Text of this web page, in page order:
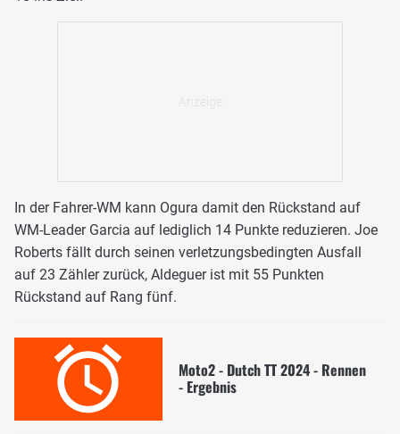
In der Fahrer-WM kann Ogura damit den Rückstand auf
WM-Leader Garcia auf lediglich 14 Punkte reduzieren. Joe
Roberts fällt durch seinen verletzungsbedingten Ausfall
auf 23 Zähler zurück, Aldeguer ist mit 55 Punkten
Rückstand auf Rang fünf.
Moto2 - Dutch TT 2024 - Rennen
- Ergebnis